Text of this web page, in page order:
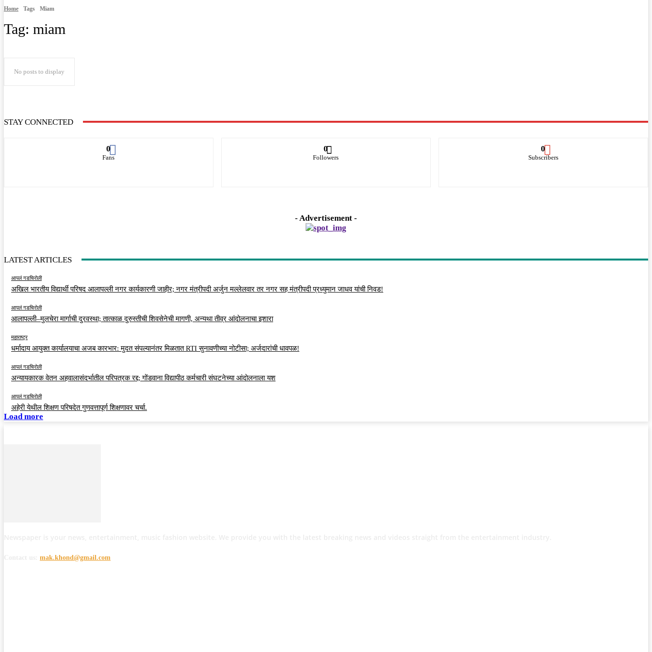
Home Tags Miam
Tag: miam
No posts to display
STAY CONNECTED
0
Fans
0
Followers
0
Subscribers
- Advertisement -
LATEST ARTICLES
आपलं गडचिरोली
अखिल भारतीय विद्यार्थी परिषद आलापल्ली नगर कार्यकारणी जाहीर; नगर मंत्रीपदी अर्जुन मल्लेलवार तर नगर सह मंत्रीपदी प्रध्युमान जाधव यांची निवड!
आपलं गडचिरोली
आलापल्ली–मुलचेरा मार्गाची दुरवस्था; तात्काळ दुरुस्तीची शिवसेनेची मागणी, अन्यथा तीव्र आंदोलनाचा इशारा
महाराष्ट्र
धर्मादाय आयुक्त कार्यालयाचा अजब कारभार: मुदत संपल्यानंतर मिळतात RTI सुनावणीच्या नोटीसा; अर्जदारांची धावपळ!
आपलं गडचिरोली
अन्यायकारक वेतन अहवालासंदर्भातील परिपत्रक रद्द; गोंडवाना विद्यापीठ कर्मचारी संघटनेच्या आंदोलनाला यश
आपलं गडचिरोली
अहेरी येथील शिक्षण परिषदेत गुणवत्तापूर्ण शिक्षणावर चर्चा.
Load more
mak.khond@gmail.com